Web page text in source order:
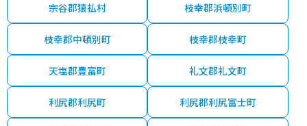
宗谷郡猿払村 枝幸郡浜頓別町
枝幸郡中頓別町 枝幸郡枝幸町
天塩郡豊富町 礼文郡礼文町
利尻郡利尻町 利尻郡利尻富士町